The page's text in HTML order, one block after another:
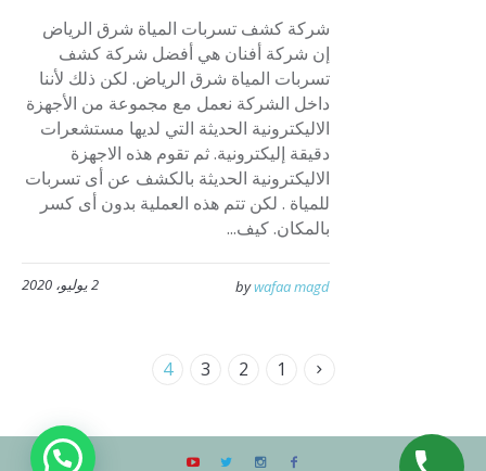
شركة كشف تسربات المياة شرق الرياض
إن شركة أفنان هي أفضل شركة كشف
تسربات المياة شرق الرياض. لكن ذلك لأننا
داخل الشركة نعمل مع مجموعة من الأجهزة
الاليكترونية الحديثة التي لديها مستشعرات
دقيقة إليكترونية. ثم تقوم هذه الاجهزة
الاليكترونية الحديثة بالكشف عن أى تسربات
للمياة . لكن تتم هذه العملية بدون أى كسر
بالمكان. كيف...
2 يوليو، 2020 bywafaa magd
1
2
3
4